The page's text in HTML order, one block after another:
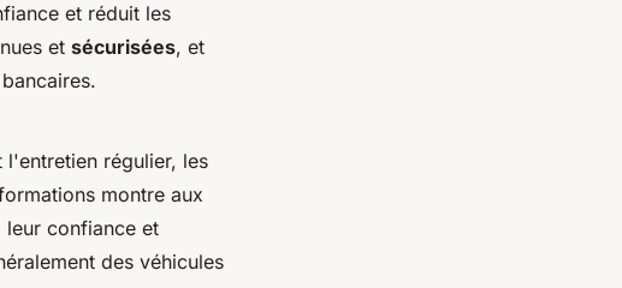
et réduit les
et sécurisées, et
l'entretien régulier, les
montre aux
leur confiance et
des véhicules